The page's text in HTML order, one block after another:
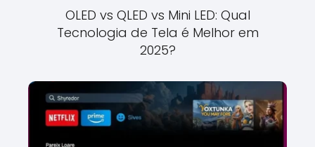
OLED vs QLED vs Mini LED: Qual
Tecnologia de Tela é Melhor em
2025?